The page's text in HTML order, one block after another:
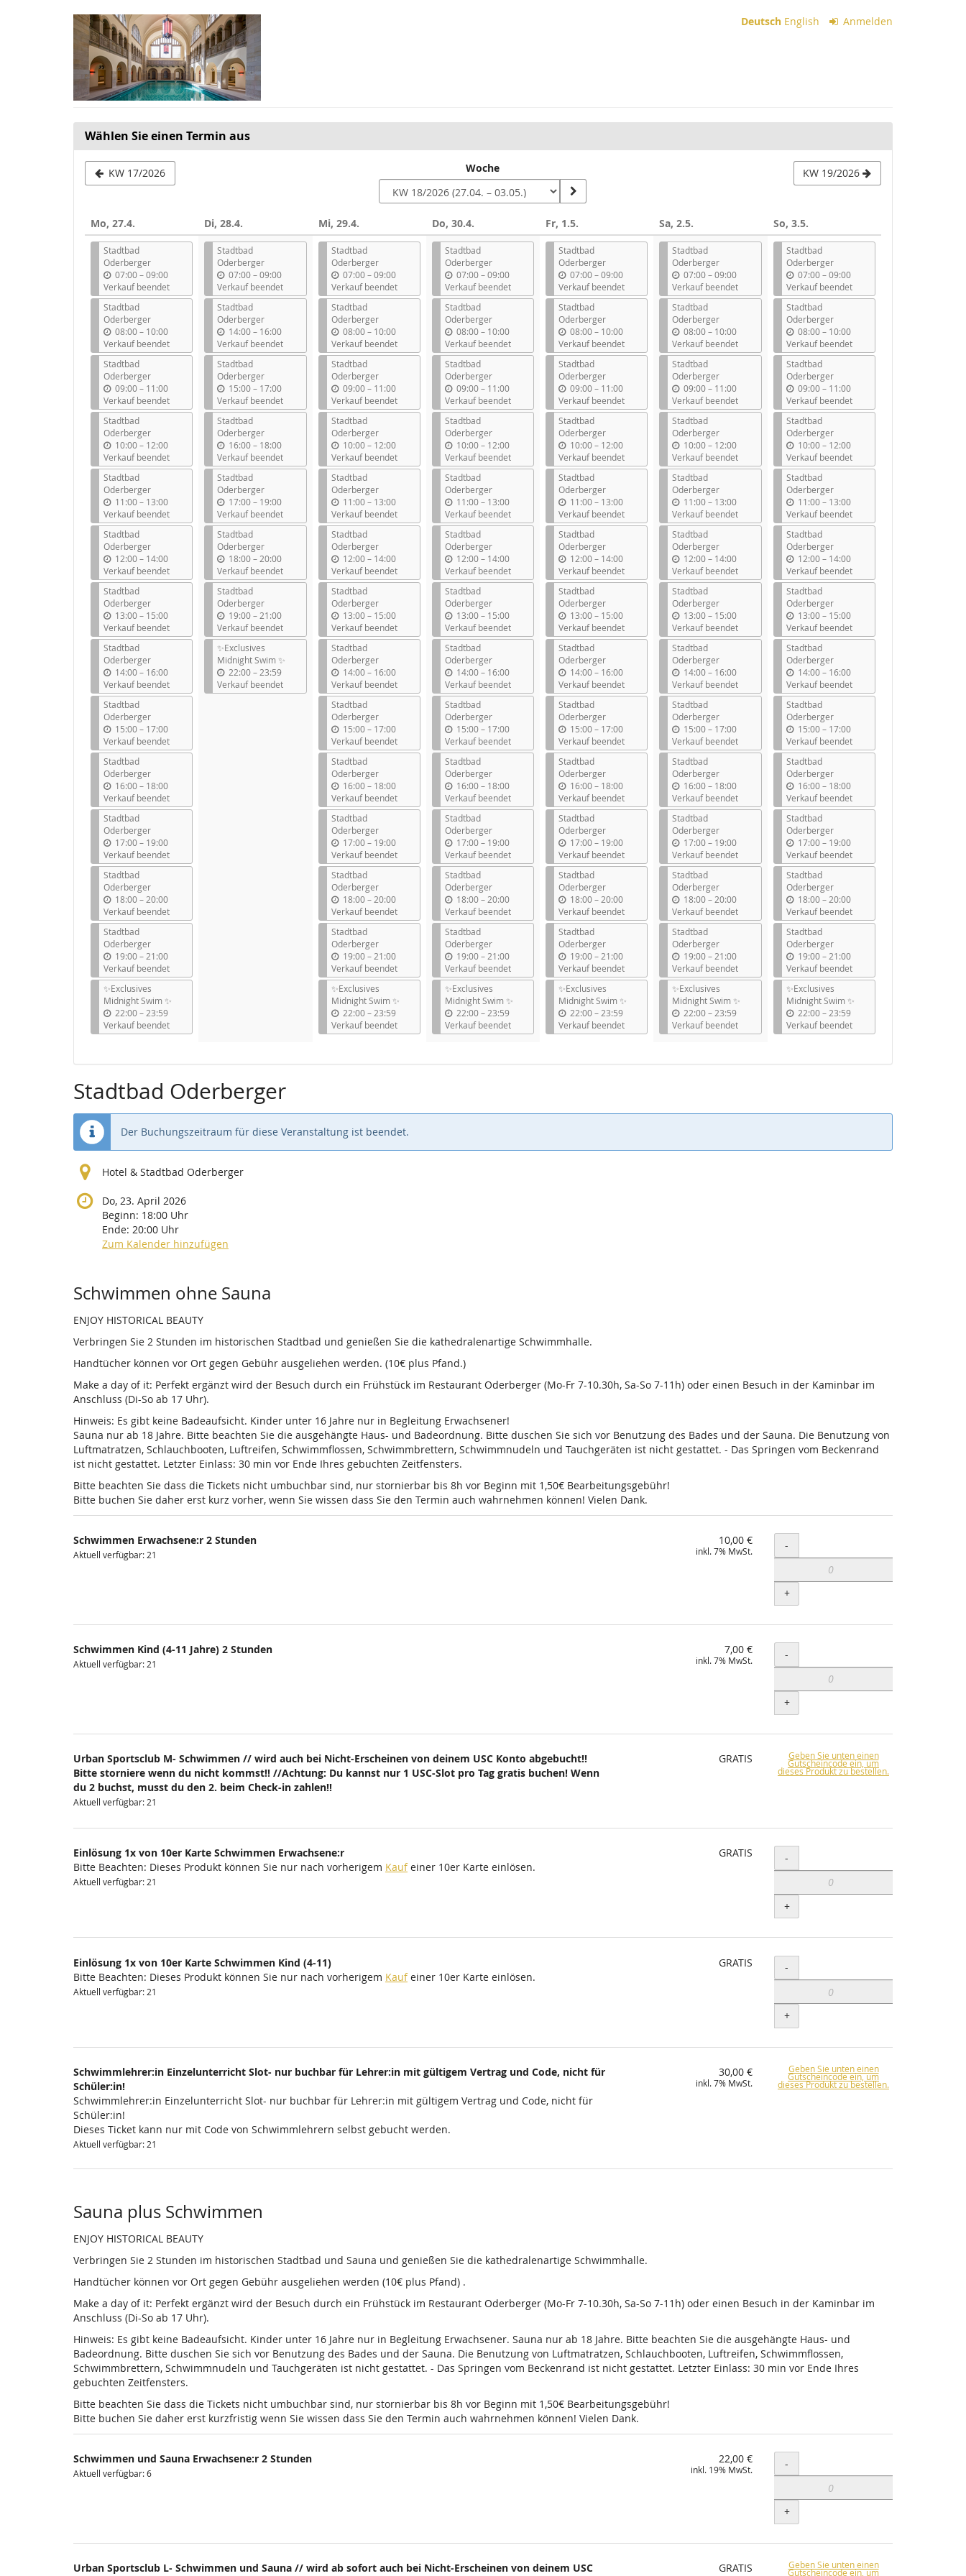
Deutsch English Anmelden
Wählen Sie einen Termin aus
KW 17/2026
auswählen
Woche KW 19/2026
Mo, 27.4.
Stadtbad
Oderberger
07:00–b
i
s
09:00
Verkauf beendet
Stadtbad
Oderberger
08:00–b
i
s
10:00
Verkauf beendet
Stadtbad
Oderberger
09:00–b
i
s
11:00
Verkauf beendet
Stadtbad
Oderberger
10:00–b
i
s
12:00
Verkauf beendet
Stadtbad
Oderberger
11:00–b
i
s
13:00
Verkauf beendet
Stadtbad
Oderberger
12:00–b
i
s
14:00
Verkauf beendet
Stadtbad
Oderberger
13:00–b
i
s
15:00
Verkauf beendet
Stadtbad
Oderberger
14:00–b
i
s
16:00
Verkauf beendet
Stadtbad
Oderberger
15:00–b
i
s
17:00
Verkauf beendet
Stadtbad
Oderberger
16:00–b
i
s
18:00
Verkauf beendet
Stadtbad
Oderberger
17:00–b
i
s
19:00
Verkauf beendet
Stadtbad
Oderberger
18:00–b
i
s
20:00
Verkauf beendet
Stadtbad
Oderberger
19:00–b
i
s
21:00
Verkauf beendet
✨Exclusives
Midnight Swim ✨
22:00–b
i
s
23:59
Verkauf beendet
Di, 28.4.
Stadtbad
Oderberger
07:00 –b
i
s
09:00
Verkauf beendet
Stadtbad
Oderberger
14:00 –b
i
s
16:00
Verkauf beendet
Stadtbad
Oderberger
15:00 –b
i
s
17:00
Verkauf beendet
Stadtbad
Oderberger
16:00 –b
i
s
18:00
Verkauf beendet
Stadtbad
Oderberger
17:00 –b
i
s
19:00
Verkauf beendet
Stadtbad
Oderberger
18:00 –b
i
s
20:00
Verkauf beendet
Stadtbad
Oderberger
19:00 –b
i
s
21:00
Verkauf beendet
✨Exclusives
Midnight Swim ✨
22:00 –b
i
s
23:59
Verkauf beendet
Mi, 29.4.
Stadtbad
Oderberger
07:00 –b
i
s
09:00
Verkauf beendet
Stadtbad
Oderberger
08:00 –b
i
s
10:00
Verkauf beendet
Stadtbad
Oderberger
09:00 –b
i
s
11:00
Verkauf beendet
Stadtbad
Oderberger
10:00 –b
i
s
12:00
Verkauf beendet
Stadtbad
Oderberger
11:00 –b
i
s
13:00
Verkauf beendet
Stadtbad
Oderberger
12:00 –b
i
s
14:00
Verkauf beendet
Stadtbad
Oderberger
13:00 –b
i
s
15:00
Verkauf beendet
Stadtbad
Oderberger
14:00 –b
i
s
16:00
Verkauf beendet
Stadtbad
Oderberger
15:00 –b
i
s
17:00
Verkauf beendet
Stadtbad
Oderberger
16:00 –b
i
s
18:00
Verkauf beendet
Stadtbad
Oderberger
17:00 –b
i
s
19:00
Verkauf beendet
Stadtbad
Oderberger
18:00 –b
i
s
20:00
Verkauf beendet
Stadtbad
Oderberger
19:00 –b
i
s
21:00
Verkauf beendet
✨Exclusives
Midnight Swim ✨
22:00 –b
i
s
23:59
Verkauf beendet
Do, 30.4.
Stadtbad
Oderberger
07:00–b
i
s
09:00
Verkauf beendet
Stadtbad
Oderberger
08:00–b
i
s
10:00
Verkauf beendet
Stadtbad
Oderberger
09:00–b
i
s
11:00
Verkauf beendet
Stadtbad
Oderberger
10:00–b
i
s
12:00
Verkauf beendet
Stadtbad
Oderberger
11:00–b
i
s
13:00
Verkauf beendet
Stadtbad
Oderberger
12:00–b
i
s
14:00
Verkauf beendet
Stadtbad
Oderberger
13:00–b
i
s
15:00
Verkauf beendet
Stadtbad
Oderberger
14:00–b
i
s
16:00
Verkauf beendet
Stadtbad
Oderberger
15:00–b
i
s
17:00
Verkauf beendet
Stadtbad
Oderberger
16:00–b
i
s
18:00
Verkauf beendet
Stadtbad
Oderberger
17:00–b
i
s
19:00
Verkauf beendet
Stadtbad
Oderberger
18:00–b
i
s
20:00
Verkauf beendet
Stadtbad
Oderberger
19:00–b
i
s
21:00
Verkauf beendet
✨Exclusives
Midnight Swim ✨
22:00–b
i
s
23:59
Verkauf beendet
Fr, 1.5.
Stadtbad
Oderberger
07:00–b
i
s
09:00
Verkauf beendet
Stadtbad
Oderberger
08:00–b
i
s
10:00
Verkauf beendet
Stadtbad
Oderberger
09:00–b
i
s
11:00
Verkauf beendet
Stadtbad
Oderberger
10:00–b
i
s
12:00
Verkauf beendet
Stadtbad
Oderberger
11:00–b
i
s
13:00
Verkauf beendet
Stadtbad
Oderberger
12:00–b
i
s
14:00
Verkauf beendet
Stadtbad
Oderberger
13:00–b
i
s
15:00
Verkauf beendet
Stadtbad
Oderberger
14:00–b
i
s
16:00
Verkauf beendet
Stadtbad
Oderberger
15:00–b
i
s
17:00
Verkauf beendet
Stadtbad
Oderberger
16:00–b
i
s
18:00
Verkauf beendet
Stadtbad
Oderberger
17:00–b
i
s
19:00
Verkauf beendet
Stadtbad
Oderberger
18:00–b
i
s
20:00
Verkauf beendet
Stadtbad
Oderberger
19:00–b
i
s
21:00
Verkauf beendet
✨Exclusives
Midnight Swim ✨
22:00–b
i
s
23:59
Verkauf beendet
Sa, 2.5.
Stadtbad
Oderberger
07:00 –b
i
s
09:00
Verkauf beendet
Stadtbad
Oderberger
08:00 –b
i
s
10:00
Verkauf beendet
Stadtbad
Oderberger
09:00 –b
i
s
11:00
Verkauf beendet
Stadtbad
Oderberger
10:00 –b
i
s
12:00
Verkauf beendet
Stadtbad
Oderberger
11:00 –b
i
s
13:00
Verkauf beendet
Stadtbad
Oderberger
12:00 –b
i
s
14:00
Verkauf beendet
Stadtbad
Oderberger
13:00 –b
i
s
15:00
Verkauf beendet
Stadtbad
Oderberger
14:00 –b
i
s
16:00
Verkauf beendet
Stadtbad
Oderberger
15:00 –b
i
s
17:00
Verkauf beendet
Stadtbad
Oderberger
16:00 –b
i
s
18:00
Verkauf beendet
Stadtbad
Oderberger
17:00 –b
i
s
19:00
Verkauf beendet
Stadtbad
Oderberger
18:00 –b
i
s
20:00
Verkauf beendet
Stadtbad
Oderberger
19:00 –b
i
s
21:00
Verkauf beendet
✨Exclusives
Midnight Swim ✨
22:00 –b
i
s
23:59
Verkauf beendet
So, 3.5.
Stadtbad
Oderberger
07:00 –b
i
s
09:00
Verkauf beendet
Stadtbad
Oderberger
08:00 –b
i
s
10:00
Verkauf beendet
Stadtbad
Oderberger
09:00 –b
i
s
11:00
Verkauf beendet
Stadtbad
Oderberger
10:00 –b
i
s
12:00
Verkauf beendet
Stadtbad
Oderberger
11:00 –b
i
s
13:00
Verkauf beendet
Stadtbad
Oderberger
12:00 –b
i
s
14:00
Verkauf beendet
Stadtbad
Oderberger
13:00 –b
i
s
15:00
Verkauf beendet
Stadtbad
Oderberger
14:00 –b
i
s
16:00
Verkauf beendet
Stadtbad
Oderberger
15:00 –b
i
s
17:00
Verkauf beendet
Stadtbad
Oderberger
16:00 –b
i
s
18:00
Verkauf beendet
Stadtbad
Oderberger
17:00 –b
i
s
19:00
Verkauf beendet
Stadtbad
Oderberger
18:00 –b
i
s
20:00
Verkauf beendet
Stadtbad
Oderberger
19:00 –b
i
s
21:00
Verkauf beendet
✨Exclusives
Midnight Swim ✨
22:00 –b
i
s
23:59
Verkauf beendet
Stadtbad Oderberger
Der Buchungszeitraum für diese Veranstaltung ist beendet.
Hotel & Stadtbad Oderberger
Do, 23. April 2026
Beginn: 18:00 Uhr
Ende: 20:00 Uhr
Zum Kalender hinzufügen
Produkte
Schwimmen ohne Sauna
ENJOY HISTORICAL BEAUTY
Verbringen Sie 2 Stunden im historischen Stadtbad und genießen Sie die kathedralenartige Schwimmhalle.
Handtücher können vor Ort gegen Gebühr ausgeliehen werden. (10€ plus Pfand.)
Make a day of it: Perfekt ergänzt wird der Besuch durch ein Frühstück im Restaurant Oderberger (Mo-Fr 7-10.30h, Sa-So 7-11h) oder einen Besuch in der Kaminbar im
Anschluss (Di-So ab 17 Uhr).
Hinweis: Es gibt keine Badeaufsicht. Kinder unter 16 Jahre nur in Begleitung Erwachsener!
Sauna nur ab 18 Jahre. Bitte beachten Sie die ausgehängte Haus- und Badeordnung. Bitte duschen Sie sich vor Benutzung des Bades und der Sauna. Die Benutzung von
Luftmatratzen, Schlauchbooten, Luftreifen, Schwimmflossen, Schwimmbrettern, Schwimmnudeln und Tauchgeräten ist nicht gestattet. - Das Springen vom Beckenrand
ist nicht gestattet. Letzter Einlass: 30 min vor Ende Ihres gebuchten Zeitfensters.
Bitte beachten Sie dass die Tickets nicht umbuchbar sind, nur stornierbar bis 8h vor Beginn mit 1,50€ Bearbeitungsgebühr!
Bitte buchen Sie daher erst kurz vorher, wenn Sie wissen dass Sie den Termin auch wahrnehmen können! Vielen Dank.
Schwimmen Erwachsene:r 2 Stunden
Aktuell verfügbar: 21
10,00 €
inkl. 7% MwSt. Menge
-
+
Schwimmen Kind (4-11 Jahre) 2 Stunden
Aktuell verfügbar: 21
7,00 €
inkl. 7% MwSt. Menge
-
+
Urban Sportsclub M- Schwimmen // wird auch bei Nicht-Erscheinen von deinem USC Konto abgebucht!!
Bitte storniere wenn du nicht kommst!! //Achtung: Du kannst nur 1 USC-Slot pro Tag gratis buchen! Wenn
du 2 buchst, musst du den 2. beim Check-in zahlen!!
Aktuell verfügbar: 21
GRATIS Geben Sie unten einen
Gutscheincode ein, um
dieses Produkt zu bestellen.
Einlösung 1x von 10er Karte Schwimmen Erwachsene:r
Bitte Beachten: Dieses Produkt können Sie nur nach vorherigem Kaufeiner 10er Karte einlösen.
Aktuell verfügbar: 21
GRATIS Menge
-
+
Einlösung 1x von 10er Karte Schwimmen Kind (4-11)
Bitte Beachten: Dieses Produkt können Sie nur nach vorherigem Kaufeiner 10er Karte einlösen.
Aktuell verfügbar: 21
GRATIS Menge
-
+
Schwimmlehrer:in Einzelunterricht Slot- nur buchbar für Lehrer:in mit gültigem Vertrag und Code, nicht für
Schüler:in!
Schwimmlehrer:in Einzelunterricht Slot- nur buchbar für Lehrer:in mit gültigem Vertrag und Code, nicht für
Schüler:in!
Dieses Ticket kann nur mit Code von Schwimmlehrern selbst gebucht werden.
Aktuell verfügbar: 21
30,00 €
inkl. 7% MwSt.
Geben Sie unten einen
Gutscheincode ein, um
dieses Produkt zu bestellen.
Sauna plus Schwimmen
ENJOY HISTORICAL BEAUTY
Verbringen Sie 2 Stunden im historischen Stadtbad und Sauna und genießen Sie die kathedralenartige Schwimmhalle.
Handtücher können vor Ort gegen Gebühr ausgeliehen werden (10€ plus Pfand) .
Make a day of it: Perfekt ergänzt wird der Besuch durch ein Frühstück im Restaurant Oderberger (Mo-Fr 7-10.30h, Sa-So 7-11h) oder einen Besuch in der Kaminbar im
Anschluss (Di-So ab 17 Uhr).
Hinweis: Es gibt keine Badeaufsicht. Kinder unter 16 Jahre nur in Begleitung Erwachsener. Sauna nur ab 18 Jahre. Bitte beachten Sie die ausgehängte Haus- und
Badeordnung. Bitte duschen Sie sich vor Benutzung des Bades und der Sauna. Die Benutzung von Luftmatratzen, Schlauchbooten, Luftreifen, Schwimmflossen,
Schwimmbrettern, Schwimmnudeln und Tauchgeräten ist nicht gestattet. - Das Springen vom Beckenrand ist nicht gestattet. Letzter Einlass: 30 min vor Ende Ihres
gebuchten Zeitfensters.
Bitte beachten Sie dass die Tickets nicht umbuchbar sind, nur stornierbar bis 8h vor Beginn mit 1,50€ Bearbeitungsgebühr!
Bitte buchen Sie daher erst kurzfristig wenn Sie wissen dass Sie den Termin auch wahrnehmen können! Vielen Dank.
Schwimmen und Sauna Erwachsene:r 2 Stunden
Aktuell verfügbar: 6
22,00 €
inkl. 19% MwSt. Menge
-
+
Urban Sportsclub L- Schwimmen und Sauna // wird ab sofort auch bei Nicht-Erscheinen von deinem USC
GRATIS Geben Sie unten einen
Gutscheincode ein, um